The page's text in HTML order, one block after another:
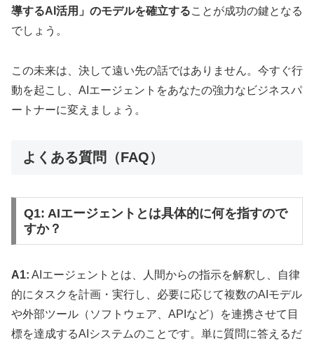
導するAI活用」のモデルを確立することが成功の鍵となる
でしょう。
この未来は、決して遠い先の話ではありません。今すぐ行
動を起こし、AIエージェントをあなたの強力なビジネスパ
ートナーに変えましょう。
よくある質問（FAQ）
Q1: AIエージェントとは具体的に何を指すので
すか？
A1: AIエージェントとは、人間からの指示を解釈し、自律
的にタスクを計画・実行し、必要に応じて複数のAIモデル
や外部ツール（ソフトウェア、APIなど）を連携させて目
標を達成するAIシステムのことです。単に質問に答えるだ